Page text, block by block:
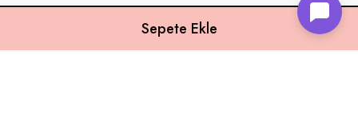
Lela, 40 yılı aşkın perakende geçmişine sahip ve Türkiye’nin çeşitli illerinde
22 şubesi bulunan Çetin Family Mağazacılık tarafından kurulmuştur.